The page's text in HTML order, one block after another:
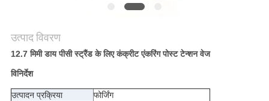
उत्पाद विवरण
12.7 मिमी डाय पीसी स्ट्रैंड के लिए कंक्रीट एंकरिंग पोस्ट टेन्शन वेज
विनिर्देश
उत्पादन प्रक्रिया
फोर्जिंग